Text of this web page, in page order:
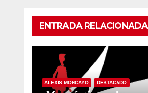
ENTRADA RELACIONADA
ALEXIS MONCAYO DESTACADO